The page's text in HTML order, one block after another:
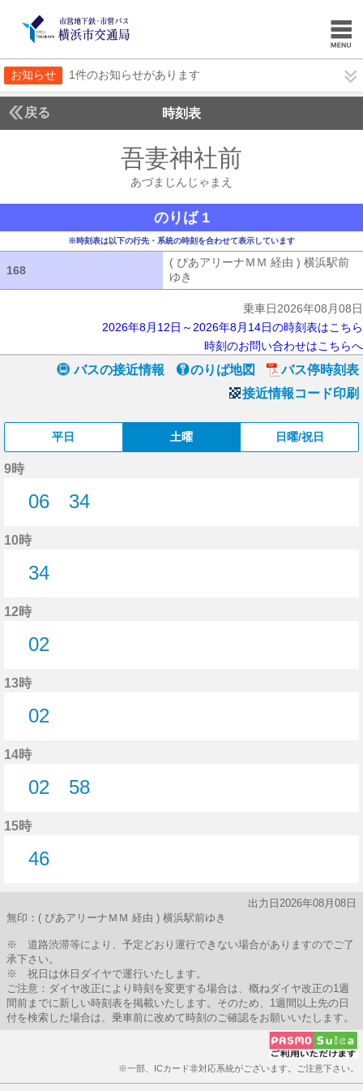
お知らせ 1件のお知らせがあります
戻る 時刻表
吾妻神社前
あづまじんじゃまえ
のりば 1
※時刻表は以下の行先・系統の時刻を合わせて表示しています
168
( ぴあアリーナＭＭ 経由 ) 横浜駅前
ゆき
乗車日2026年08月08日
2026年8月12日～2026年8月14日の時刻表はこちら
時刻のお問い合わせはこちらへ
バスの接近情報 のりば地図
バス停時刻表
接近情報コード印刷
平日 土曜 日曜/祝日
9時
06
34
10時
34
12時
02
13時
02
14時
02
58
15時
46
出力日2026年08月08日
無印：( ぴあアリーナＭＭ 経由 ) 横浜駅前ゆき
※ 道路渋滞等により、予定どおり運行できない場合がありますのでご了
承下さい。
※ 祝日は休日ダイヤで運行いたします。
ご注意：ダイヤ改正により時刻を変更する場合は、概ねダイヤ改正の1週
間前までに新しい時刻表を掲載いたします。そのため、1週間以上先の日
付を検索した場合は、乗車前に改めて時刻のご確認をお願いいたします。
※一部、ICカード非対応系統がございます。ご注意下さい。